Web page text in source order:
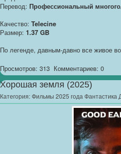
Перевод: Профессиональный
Качество: Telecine
Размер: 1.37 GB
По легенде, давным-давно все живое
Просмотров: 313 Комментариев: 0
Хорошая земля (2025)
Категория:Фильмы 2025 года Фантастика